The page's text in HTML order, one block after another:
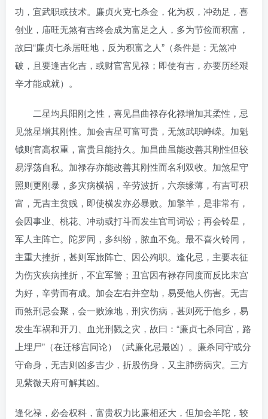
功，宜武职或技术。廉贞火克七杀金，化为权，冲劲足，喜
创业，庙旺无煞有吉终会成为富足之人，多为节俭而积富，
故曰“廉贞七杀居旺地，反为积富之人”（条件是：无煞冲
破，且要逢吉化吉，或财官宫见禄；即使有吉，亦要历经艰
辛才能成就）。
二星均具阳刚之性，喜见昌曲禄存化禄增加其柔性，忌
见煞星增其刚性。加会吉星可富可贵，无煞武职峥嵘。加魁
钺则官高权重，富贵且能持久。加昌曲虽能改善其刚性但较
易浮荡自私。加禄存亦能改善其刚性而名利双收。加煞星守
照则更刚暴，多灾病横祸，辛劳波折，六亲缘薄，有吉可积
富，无吉主贫贱，即使横发亦必暴败。加擎羊，是非常有，
会因事业、桃花、冲动或打斗而发生官司词讼；再会铃星，
军人主阵亡。陀罗同，多纠纷，脓血不免。最不喜火铃同，
主重大挫折，甚则军旅阵亡、因公殉职。逢化忌，主要表征
为伤灾疾病挫折，不宜军警；丑宫因有禄存同度而反比未宫
为好，辛劳而有成。加会左右并空劫，易受他人伤害。无吉
而煞刑忌会聚，会一败涂地，刑灾伤病，甚则死于他乡，易
发生车祸和开刀、血光刑戮之灾，故曰：“廉贞七杀同宫，路
上埋尸”（在迁移宫同论）（武廉化忌最凶）。廉杀同守或分
守命身，无吉则凶多吉少，折股伤身，又主肺痨病灾。三方
见紫微天府可解其凶。
逢化禄，必会权科，富贵权力比廉相还大，但加会羊陀，较